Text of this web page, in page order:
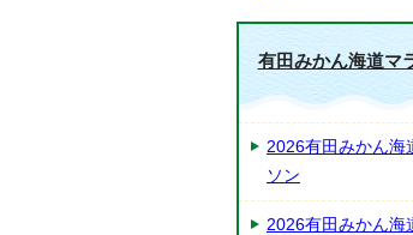
有田みかん海道マ
2026有田みかん海
ソン
2026有田みかん海